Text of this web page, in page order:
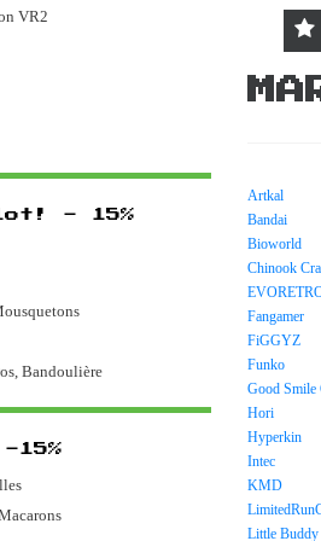
Artkal
Bandai
Bioworld
Chinook
Fangamer
FiGGYZ
Funko
Good Smile
Hori
Hyperkin
Intec
KMD
Little Buddy
VR2
- 15%
Bandoulière
15%